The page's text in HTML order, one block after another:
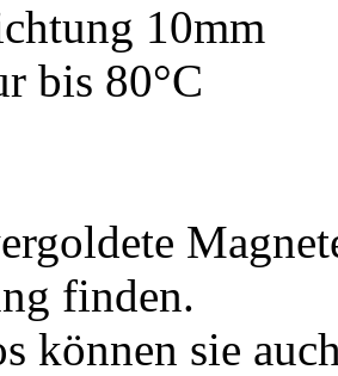
10mm
bis 80°C
finden.
können sie